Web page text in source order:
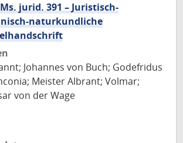
jurid. 391 – Juristisch-
naturkundliche
Johannes von Buch; Godefridus
Meister Albrant; Volmar;
von der Wage